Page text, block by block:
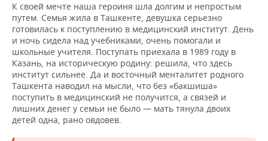
К своей мечте наша героиня шла долгим и непростым
путем. Семья жила в Ташкенте, девушка серьезно
готовилась к поступлению в медицинский институт. День
и ночь сидела над учебниками, очень помогали и
школьные учителя. Поступать приехала в 1989 году в
Казань, на историческую родину: решила, что здесь
институт сильнее. Да и восточный менталитет родного
Ташкента наводил на мысли, что без «бакшиша»
поступить в медицинский не получится, а связей и
лишних денег у семьи не было — мать тянула двоих
детей одна, рано овдовев.